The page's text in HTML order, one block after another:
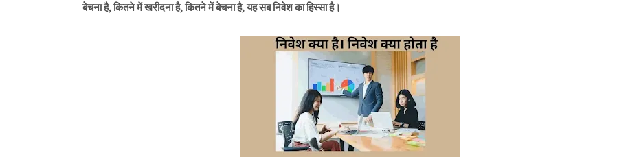
बेचना है, कितने में खरीदना है, कितने में बेचना है, यह सब निवेश का हिस्सा है।